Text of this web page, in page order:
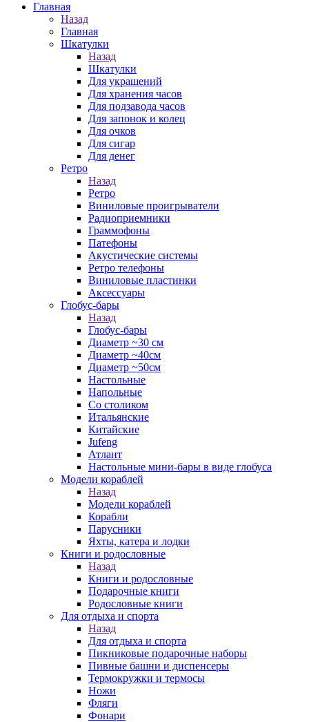
Главная
Назад
Главная
Шкатулки
Назад
Шкатулки
Для украшений
Для хранения часов
Для подзавода часов
Для запонок и колец
Для очков
Для сигар
Для денег
Ретро
Назад
Ретро
Виниловые проигрыватели
Радиоприемники
Граммофоны
Патефоны
Акустические системы
Ретро телефоны
Виниловые пластинки
Аксессуары
Глобус-бары
Назад
Глобус-бары
Диаметр ~30 см
Диаметр ~40см
Диаметр ~50см
Настольные
Напольные
Со столиком
Итальянские
Китайские
Jufeng
Атлант
Настольные мини-бары в виде глобуса
Модели кораблей
Назад
Модели кораблей
Корабли
Парусники
Яхты, катера и лодки
Книги и родословные
Назад
Книги и родословные
Подарочные книги
Родословные книги
Для отдыха и спорта
Назад
Для отдыха и спорта
Пикниковые подарочные наборы
Пивные башни и диспенсеры
Термокружки и термосы
Ножи
Фляги
Фонари